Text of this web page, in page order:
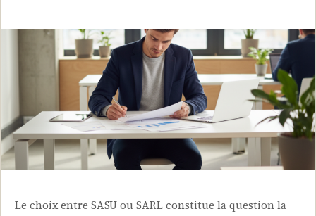
Le choix entre SASU ou SARL constitue la question la